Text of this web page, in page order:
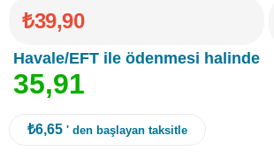
₺39,90
Havale/EFT ile ödenmesi halinde
35,91
₺6,65 ' den başlayan taksitle